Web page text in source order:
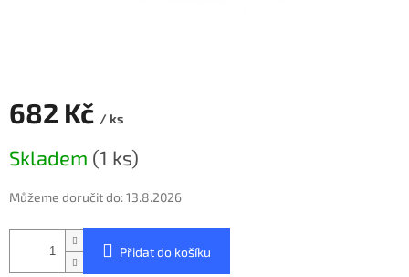
682 Kč / ks
cena:
Skladem (1 ks)
Můžeme doručit do:13.8.2026
Přidat do košíku